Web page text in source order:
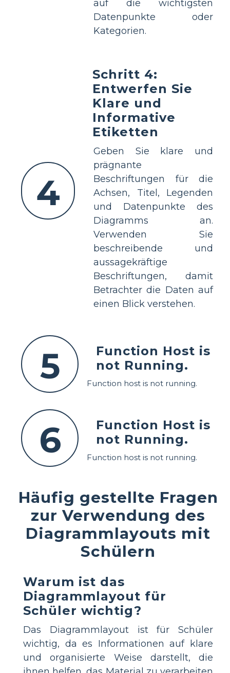
auf die wichtigsten
Datenpunkte oder
Kategorien.
4
Schritt 4:
Entwerfen Sie
Klare und
Informative
Etiketten
Geben Sie klare und
prägnante
Beschriftungen für die
Achsen, Titel, Legenden
und Datenpunkte des
Diagramms an.
Verwenden Sie
beschreibende und
aussagekräftige
Beschriftungen, damit
Betrachter die Daten auf
einen Blick verstehen.
5
Function Host is
not Running.
Function host is not running.
6
Function Host is
not Running.
Function host is not running.
Häufig gestellte Fragen
zur Verwendung des
Diagrammlayouts mit
Schülern
Warum ist das
Diagrammlayout für
Schüler wichtig?
Das Diagrammlayout ist für Schüler
wichtig, da es Informationen auf klare
und organisierte Weise darstellt, die